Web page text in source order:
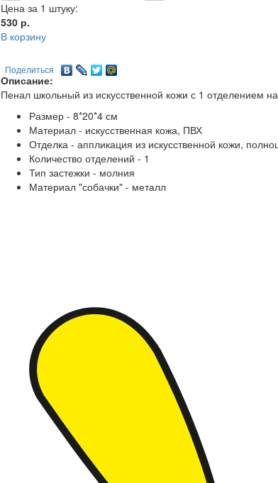
Цена за 1 штуку:
530р.
В корзину
Поделиться
Описание:
Пенал школьный из искусственной кожи с 1 отделением
Размер - 8*20*4 см
Материал - искусственная кожа, ПВХ
Отделка - аппликация из искусственной кожи,
Количество отделений - 1
Тип застежки - молния
Материал "собачки" - металл